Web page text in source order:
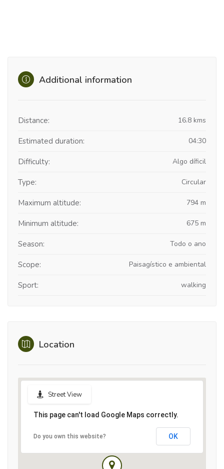
Additional information
Distance: 16.8 kms
Estimated duration: 04:30
Difficulty: Algo díficil
Type: Circular
Maximum altitude: 794 m
Minimum altitude: 675 m
Season: Todo o ano
Scope: Paisagístico e ambiental
Sport: walking
Location
This page can't load Google Maps correctly.
Do you own this website? OK
Street View